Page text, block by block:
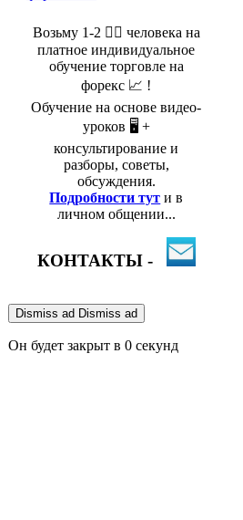
Возьму 1-2 🤵‍♂️ человека на
платное индивидуальное
обучение торговле на
форекс 📈 !
Обучение на основе видео-
уроков 🖥️ +
консультирование и
разборы, советы,
обсуждения.
Подробности тут и в
личном общении...
КОНТАКТЫ -
Dismiss ad Dismiss ad
Он будет закрыт в 0 секунд